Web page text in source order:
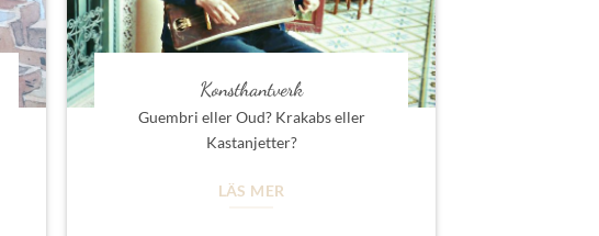
Konsthantverk
Guembri eller Oud? Krakabs eller
Kastanjetter?
LÄS MER